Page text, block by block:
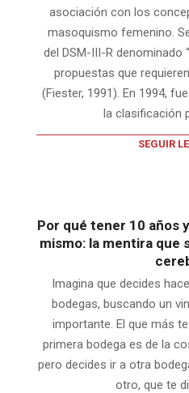
asociación con los
masoquismo femenino.
del DSM-III-R denominado
propuestas que
(Fiester, 1991). En 1994,
la clasificación
SEGUIR
Por qué tener 10 años
mismo: la mentira que
Imagina que decides
bodegas, buscando un
importante. El que más
primera bodega es de la
pero decides ir a otra
otro, que te